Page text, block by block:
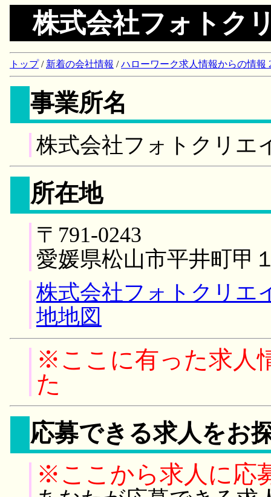
株式会社フォトク
トップ/ 新着の会社情報 /ハローワーク求人情報からの情報
事業所名
株式会社フォトクリエ
所在地
〒791-0243
愛媛県松山市平井町甲
株式会社フォトクリエ
地地図
※ここに有った求人
た
応募できる求人をお
※ここから求人に応